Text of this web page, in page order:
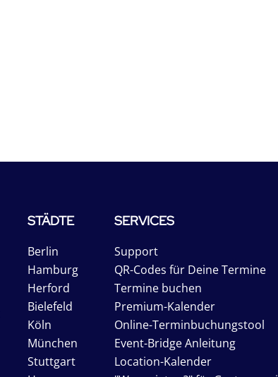
STÄDTE
Berlin
Hamburg
Herford
Bielefeld
Köln
München
Stuttgart
SERVICES
Support
QR-Codes für Deine Termine
Termine buchen
Premium-Kalender
Online-Terminbuchungstool
Event-Bridge Anleitung
Location-Kalender